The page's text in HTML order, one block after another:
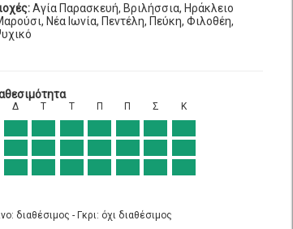
Αγία Παρασκευή, Βριλήσσια, Ηράκλειο
Νέα Ιωνία, Πεντέλη, Πεύκη, Φιλοθέη,
Δ Τ Τ Π Π Σ Κ
διαθέσιμος - Γκρι: όχι διαθέσιμος